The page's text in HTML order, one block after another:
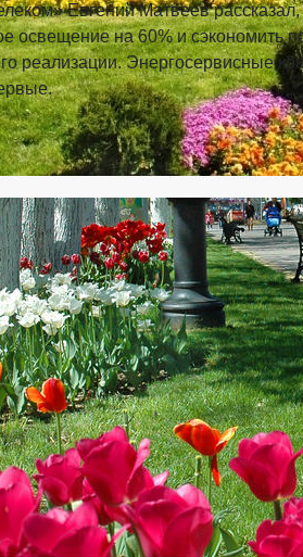
Евгений Матвеев рассказал,
освещение на 60% и сэкономить
реализации. Энергосервисные